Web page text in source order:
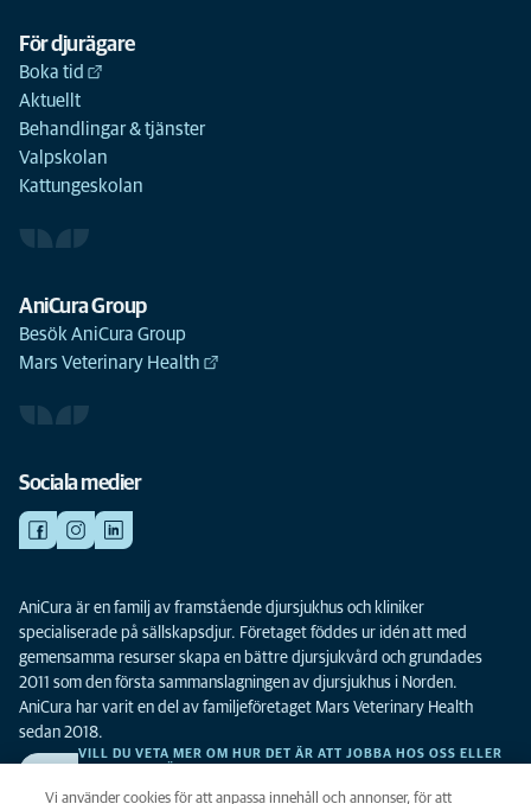
För djurägare
Boka tid
Aktuellt
Behandlingar & tjänster
Valpskolan
Kattungeskolan
AniCura Group
Besök AniCura Group
Mars Veterinary Health
Sociala medier
AniCura är en familj av framstående djursjukhus och kliniker
specialiserade på sällskapsdjur. Företaget föddes ur idén att med
gemensamma resurser skapa en bättre djursjukvård och grundades
2011 som den första sammanslagningen av djursjukhus i Norden.
AniCura har varit en del av familjeföretaget Mars Veterinary Health
sedan 2018.
VILL DU VETA MER OM HUR DET ÄR ATT JOBBA HOS OSS ELLER
Vi använder cookies för att anpassa innehåll och annonser, för att